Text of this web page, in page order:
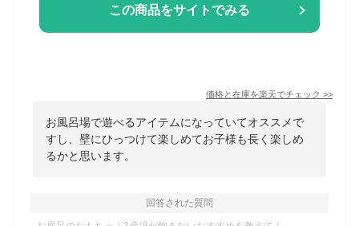
この商品をサイトでみる
価格と在庫を楽天でチェック >>
お風呂場で遊べるアイテムになっていてオススメで
すし、壁にひっつけて楽しめてお子様も長く楽しめ
るかと思います。
回答された質問